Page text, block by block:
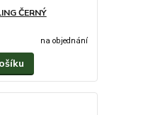
ČERNÝ
na objednání